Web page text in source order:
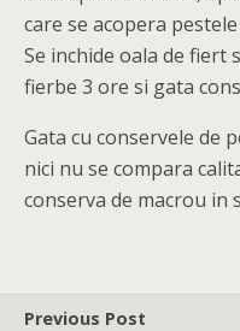
care se acopera
Se inchide oala de fiert
fierbe 3 ore si gata
Gata cu conservele de
nici nu se compara
conserva de macrou in
Previous Post